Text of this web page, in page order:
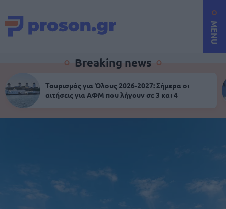
MENU
Breaking news
Τουρισμός για Όλους 2026-2027: Σήμερα οι
αιτήσεις για ΑΦΜ που λήγουν σε 3 και 4